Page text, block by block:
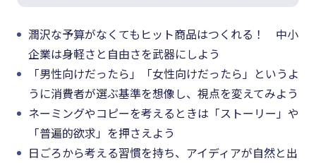
潤沢な予算がなくてもヒット商品はつくれる！ 中小
企業は身軽さと自由さを武器にしよう
「男性向けだったら」「女性向けだったら」というよ
うに消費者が選ぶ基準を想像し、視点を変えてみよう
ネーミングやコピーを考えるときは「ストーリー」や
「普遍的欲求」を押さえよう
日ごろから考える習慣を持ち、アイディアが自然と出